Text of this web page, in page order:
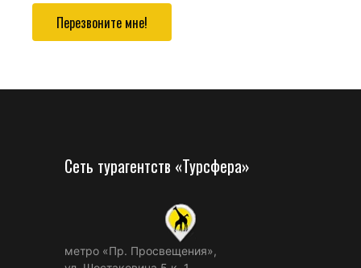
Перезвоните мне!
Сеть турагентств «Турсфера»
метро «Пр. Просвещения»,